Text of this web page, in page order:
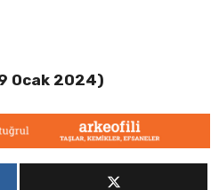
Ocak 2024)